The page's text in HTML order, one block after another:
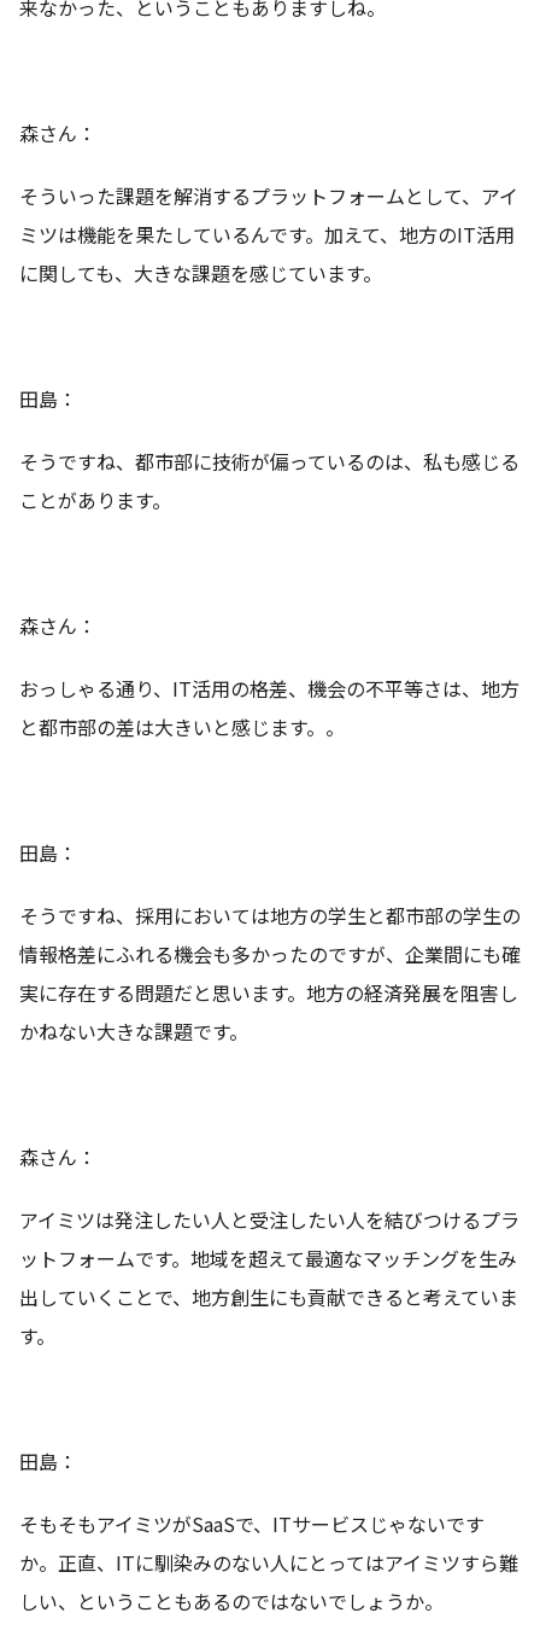
来なかった、ということもありますしね。
森さん：
そういった課題を解消するプラットフォームとして、アイ
ミツは機能を果たしているんです。加えて、地方のIT活用
に関しても、大きな課題を感じています。
田島：
そうですね、都市部に技術が偏っているのは、私も感じる
ことがあります。
森さん：
おっしゃる通り、IT活用の格差、機会の不平等さは、地方
と都市部の差は大きいと感じます。。
田島：
そうですね、採用においては地方の学生と都市部の学生の
情報格差にふれる機会も多かったのですが、企業間にも確
実に存在する問題だと思います。地方の経済発展を阻害し
かねない大きな課題です。
森さん：
アイミツは発注したい人と受注したい人を結びつけるプラ
ットフォームです。地域を超えて最適なマッチングを生み
出していくことで、地方創生にも貢献できると考えていま
す。
田島：
そもそもアイミツがSaaSで、ITサービスじゃないです
か。正直、ITに馴染みのない人にとってはアイミツすら難
しい、ということもあるのではないでしょうか。